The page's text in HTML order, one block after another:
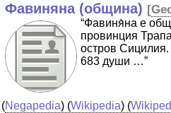
Фавиняна (община) [
“Фавиня̀на е
провинция
остров
683 души …”
(Negapedia) (Wikipedia) (